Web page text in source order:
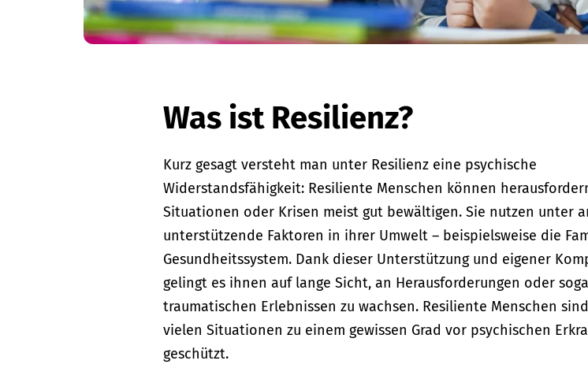
Was ist Resilienz?
Kurz gesagt versteht man unter Resilienz eine psychische
Widerstandsfähigkeit: Resiliente Menschen können
Situationen oder Krisen meist gut bewältigen. Sie nutzen unter
unterstützende Faktoren in ihrer Umwelt – beispielsweise die
Gesundheitssystem. Dank dieser Unterstützung und eigener
gelingt es ihnen auf lange Sicht, an Herausforderungen oder
traumatischen Erlebnissen zu wachsen. Resiliente Menschen
vielen Situationen zu einem gewissen Grad vor psychischen
geschützt.